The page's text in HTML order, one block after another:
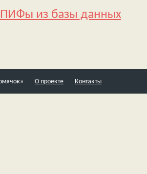
ПИФы из базы данных
О проекте Контакты